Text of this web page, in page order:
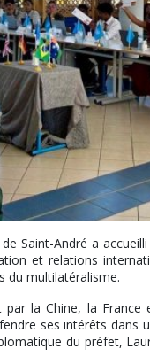
Saint-André a
et relations
du multilatéralisme.
la Chine, la
ses intérêts
du préfet,